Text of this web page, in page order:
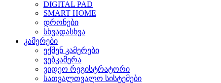
DIGITAL PAD
SMART HOME
დრონები
სხვადასხვა
კამერები
ექშენ კამერები
ვებკამერა
ვიდეო რეგისტრატორი
სათვალთვალო სისტემები